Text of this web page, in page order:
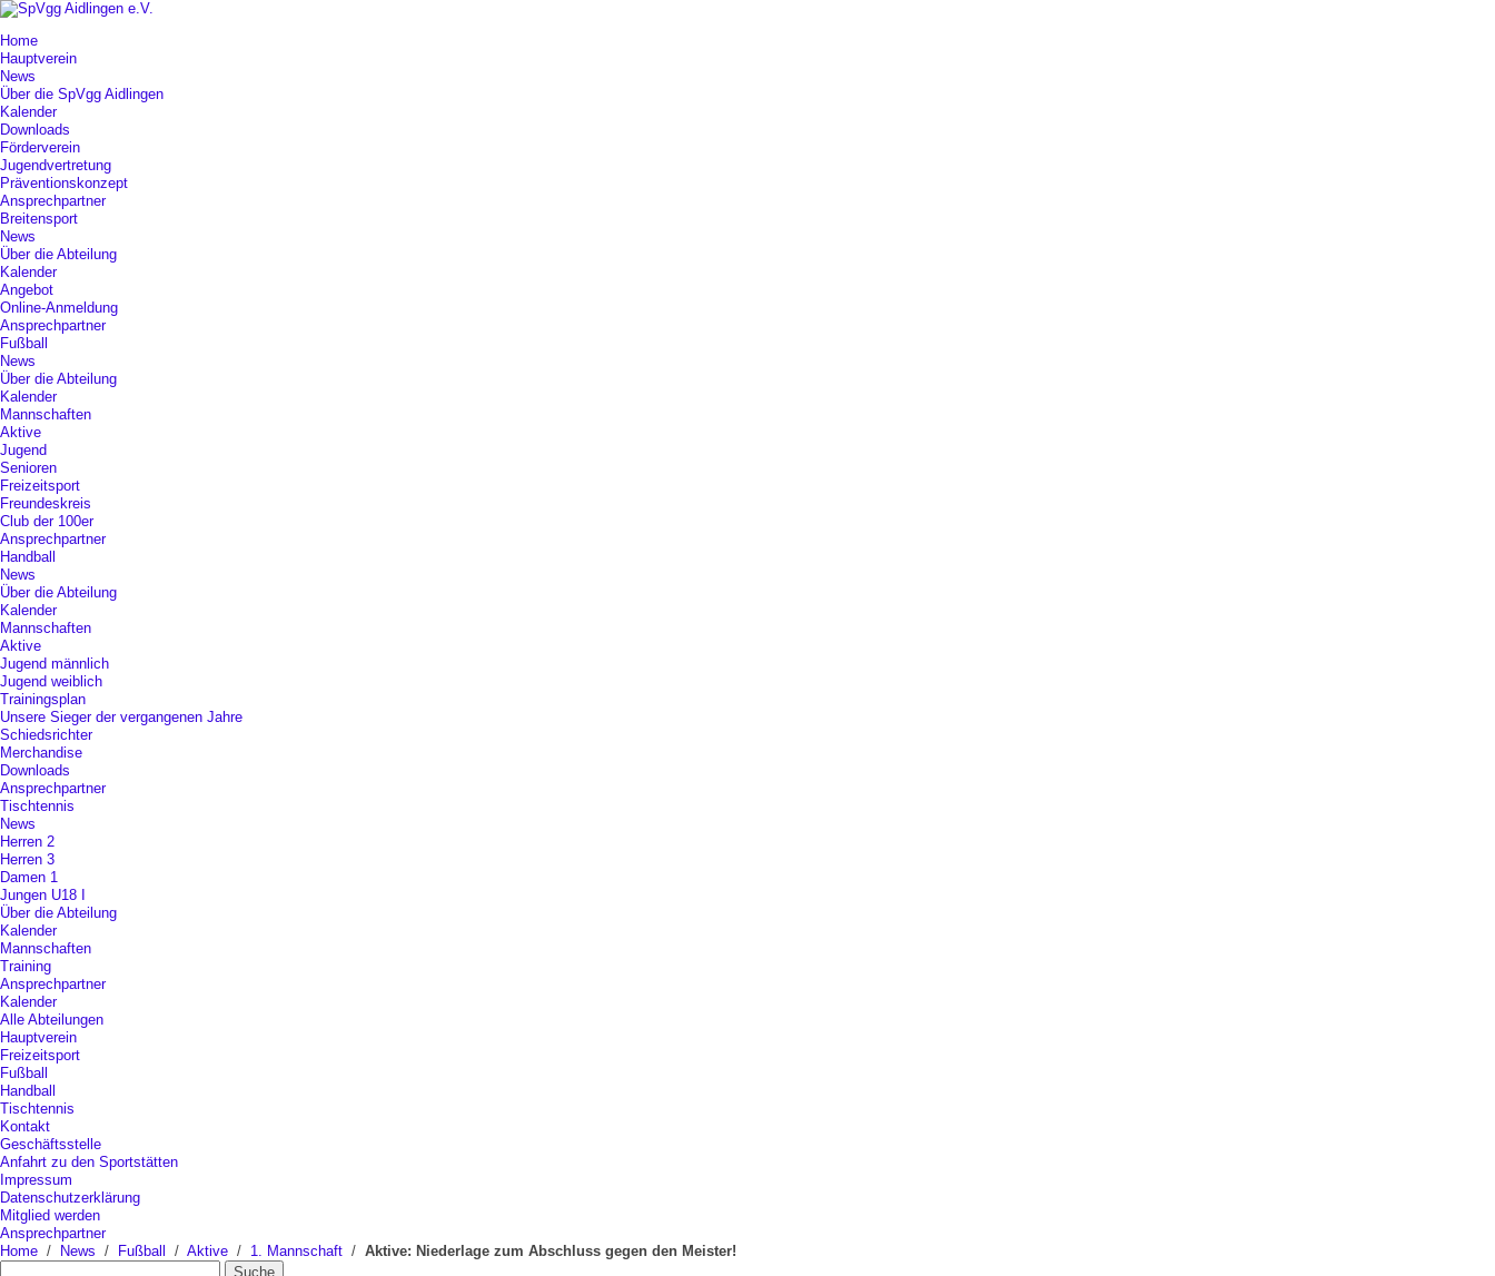
Home
Hauptverein
News
Über die SpVgg Aidlingen
Kalender
Downloads
Förderverein
Jugendvertretung
Präventionskonzept
Ansprechpartner
Breitensport
News
Über die Abteilung
Kalender
Angebot
Online-Anmeldung
Ansprechpartner
Fußball
News
Über die Abteilung
Kalender
Mannschaften
Aktive
Jugend
Senioren
Freizeitsport
Freundeskreis
Club der 100er
Ansprechpartner
Handball
News
Über die Abteilung
Kalender
Mannschaften
Aktive
Jugend männlich
Jugend weiblich
Trainingsplan
Unsere Sieger der vergangenen Jahre
Schiedsrichter
Merchandise
Downloads
Ansprechpartner
Tischtennis
News
Herren 2
Herren 3
Damen 1
Jungen U18 I
Über die Abteilung
Kalender
Mannschaften
Training
Ansprechpartner
Kalender
Alle Abteilungen
Hauptverein
Freizeitsport
Fußball
Handball
Tischtennis
Kontakt
Geschäftsstelle
Anfahrt zu den Sportstätten
Impressum
Datenschutzerklärung
Mitglied werden
Ansprechpartner
Home / News / Fußball / Aktive / 1. Mannschaft / Aktive: Niederlage zum Abschluss gegen den Meister!